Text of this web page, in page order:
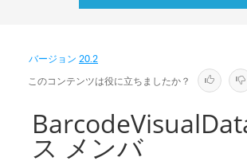
バージョン20.2
このコンテンツは役に立ちましたか？
ス メンバ